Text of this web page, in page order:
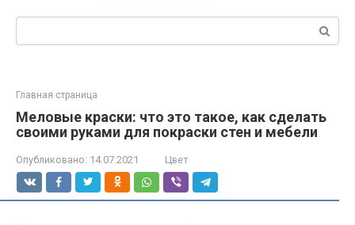
Главная страница
Меловые краски: что это такое, как сделать
своими руками для покраски стен и мебели
Опубликовано: 14.07.2021 Цвет